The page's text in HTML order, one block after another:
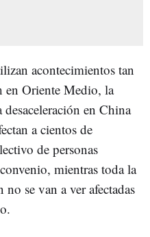
acontecimientos tan
en Oriente Medio, la
en China
a cientos de
de personas
mientras toda la
se van a ver afectadas